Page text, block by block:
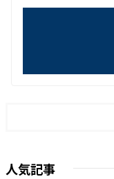
人気記事